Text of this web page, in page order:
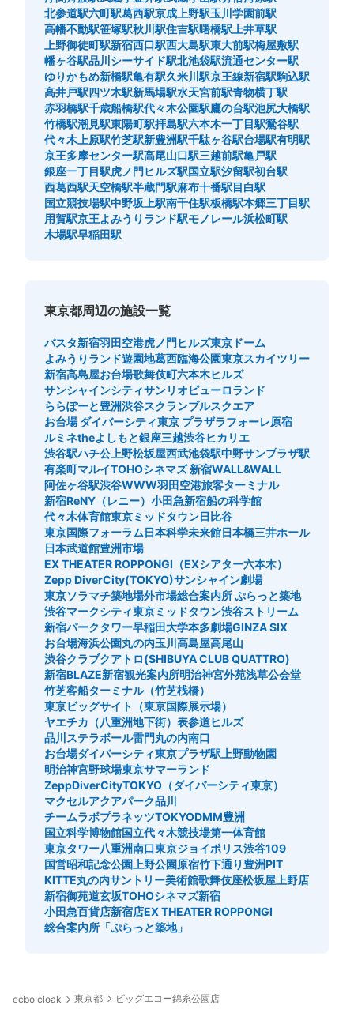
北参道駅六町駅葛西駅京成上野駅玉川学園前駅
高幡不動駅笹塚駅秋川駅住吉駅曙橋駅 上井草駅
上野御徒町駅新宿西口駅西大島駅東大前駅梅屋敷駅
幡ヶ谷駅品川シーサイド駅北池袋駅流通センター駅
ゆりかもめ新橋駅亀有駅久米川駅京王線新宿駅駒込駅
高井戸駅四ツ木駅新馬場駅水天宮前駅青物横丁駅
赤羽橋駅千歳船橋駅代々木公園駅鷹の台駅池尻大橋駅
竹橋駅潮見駅東陽町駅拝島駅六本木一丁目駅鶯谷駅
代々木上原駅竹芝駅新豊洲駅千駄ヶ谷駅台場駅有明駅
京王多摩センター駅高尾山口駅三越前駅亀戸駅
銀座一丁目駅虎ノ門ヒルズ駅国立駅汐留駅初台駅
西葛西駅天空橋駅半蔵門駅麻布十番駅目白駅
国立競技場駅中野坂上駅南千住駅板橋駅本郷三丁目駅
用賀駅京王よみうりランド駅モノレール浜松町駅
木場駅早稲田駅
東京都周辺の施設一覧
バスタ新宿羽田空港虎ノ門ヒルズ東京ドーム
よみうりランド遊園地葛西臨海公園東京スカイツリー
新宿高島屋お台場歌舞伎町六本木ヒルズ
サンシャインシティサンリオピューロランド
ららぽーと豊洲渋谷スクランブルスクエア
お台場 ダイバーシティ東京 プラザラフォーレ原宿
ルミネtheよしもと銀座三越渋谷ヒカリエ
渋谷駅ハチ公 上野松坂屋西武池袋駅中野サンプラザ駅
有楽町マルイTOHOシネマズ 新宿WALL&WALL
阿佐ヶ谷駅渋谷WWW羽田空港旅客ターミナル
新宿ReNY（レニー） 小田急新宿船の科学館
代々木体育館東京ミッドタウン日比谷
東京国際フォーラム日本科学未来館日本橋三井ホール
日本武道館豊洲市場
EX THEATER ROPPONGI（EXシアター六本木）
Zepp DiverCity(TOKYO)サンシャイン劇場
東京ソラマチ築地場外市場総合案内所 ぷらっと築地
渋谷マークシティ東京ミッドタウン渋谷ストリーム
新宿パークタワー早稲田大学本多劇場GINZA SIX
お台場海浜公園丸の内玉川高島屋高尾山
渋谷クラブクアトロ(SHIBUYA CLUB QUATTRO)
新宿BLAZE新宿観光案内所明治神宮外苑浅草公会堂
竹芝客船ターミナル（竹芝桟橋）
東京ビッグサイト（東京国際展示場）
ヤエチカ（八重洲地下街） 表参道ヒルズ
品川ステラボール雷門丸の内南口
お台場ダイバーシティ東京プラザ駅 上野動物園
明治神宮野球場東京サマーランド
ZeppDiverCityTOKYO（ダイバーシティ東京）
マクセルアクアパーク品川
チームラボプラネッツTOKYODMM豊洲
国立科学博物館国立代々木競技場第一体育館
東京タワー八重洲南口東京ジョイポリス渋谷109
国営昭和記念公園 上野公園原宿竹下通り 豊洲PIT
KITTE丸の内サントリー美術館歌舞伎座松坂屋上野店
新宿御苑道玄坂TOHOシネマズ新宿
小田急百貨店新宿店EX THEATER ROPPONGI
総合案内所「ぷらっと築地」
ecbo cloak 東京都 ビッグエコー錦糸公園店